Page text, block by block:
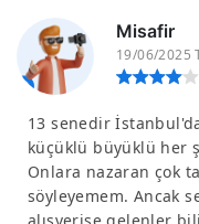
Misafir
19/06/2025
13 senedir
küçüklü büyüklü her
Onlara nazaran çok
söyleyemem. Ancak